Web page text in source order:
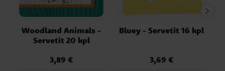
Woodland Animals -
Servetit 20 kpl
Hinta:3,89 €
3,89 €
Bluey - Servetit 16 kpl
Hinta:3,69 €
3,69 €